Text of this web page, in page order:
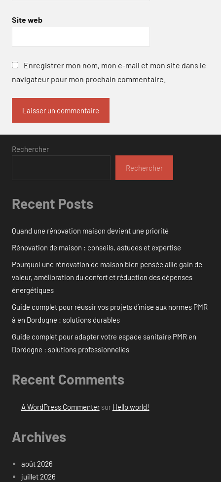
Site web
Enregistrer mon nom, mon e-mail et mon site dans le
navigateur pour mon prochain commentaire.
Rechercher
Rechercher
Recent Posts
Quand une rénovation maison devient une priorité
Rénovation de maison : conseils, astuces et expertise
Pourquoi une rénovation de maison bien pensée allie gain de
valeur, amélioration du confort et réduction des dépenses
énergétiques
Guide complet pour réussir vos projets d’mise aux normes PMR
à en Dordogne : solutions durables
Guide complet pour adapter votre espace sanitaire PMR en
Dordogne : solutions professionnelles
Recent Comments
A WordPress Commentersur Hello world!
Archives
août 2026
juillet 2026